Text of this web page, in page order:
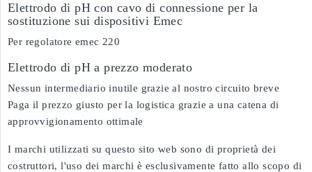
Elettrodo di pH con cavo di connessione per la
sostituzione sui dispositivi Emec
Per regolatore emec 220
Elettrodo di pH a prezzo moderato
Nessun intermediario inutile grazie al nostro circuito breve
Paga il prezzo giusto per la logistica grazie a una catena di
approvvigionamento ottimale
I marchi utilizzati su questo sito web sono di proprietà dei
costruttori, l'uso dei marchi è esclusivamente fatto allo scopo di